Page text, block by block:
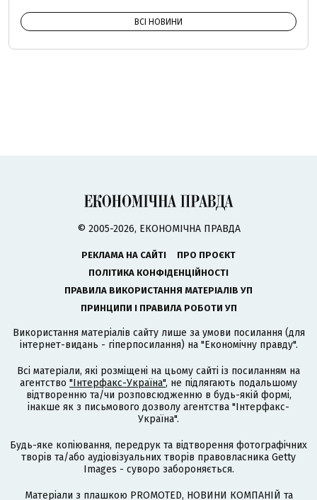
ВСІ НОВИНИ
© 2005-2026, ЕКОНОМІЧНА ПРАВДА
РЕКЛАМА НА САЙТІ
ПРО ПРОЄКТ
ПОЛІТИКА КОНФІДЕНЦІЙНОСТІ
ПРАВИЛА ВИКОРИСТАННЯ МАТЕРІАЛІВ УП
ПРИНЦИПИ І ПРАВИЛА РОБОТИ УП
Використання матеріалів сайту лише за умови посилання (для
інтернет-видань - гіперпосилання) на "Економічну правду".
Всі матеріали, які розміщені на цьому сайті із посиланням на
агентство "Інтерфакс-Україна", не підлягають подальшому
відтворенню та/чи розповсюдженню в будь-якій формі,
інакше як з письмового дозволу агентства "Інтерфакс-
Україна".
Будь-яке копіювання, передрук та відтворення фотографічних
творів та/або аудіовізуальних творів правовласника Getty
Images - суворо забороняється.
Матеріали з плашкою PROMOTED, НОВИНИ КОМПАНІЙ та